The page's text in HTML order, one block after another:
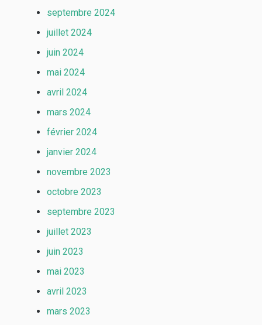
septembre 2024
juillet 2024
juin 2024
mai 2024
avril 2024
mars 2024
février 2024
janvier 2024
novembre 2023
octobre 2023
septembre 2023
juillet 2023
juin 2023
mai 2023
avril 2023
mars 2023